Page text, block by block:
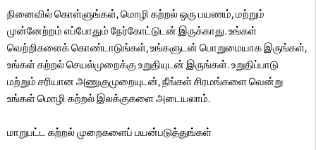
நினைவில் கொள்ளுங்கள், மொழி கற்றல் ஒரு பயணம், மற்றும்
முன்னேற்றம் எப்போதும் நேர்கோட்டுடன் இருக்காது. உங்கள்
வெற்றிகளைக் கொண்டாடுங்கள், உங்களுடன் பொறுமையாக இருங்கள்,
உங்கள் கற்றல் செயல்முறைக்கு உறுதியுடன் இருங்கள். உறுதிப்பாடு
மற்றும் சரியான அணுகுமுறையுடன், நீங்கள் சிரமங்களை வென்று
உங்கள் மொழி கற்றல் இலக்குகளை அடையலாம்.
மாறுபட்ட கற்றல் முறைகளைப் பயன்படுத்துங்கள்